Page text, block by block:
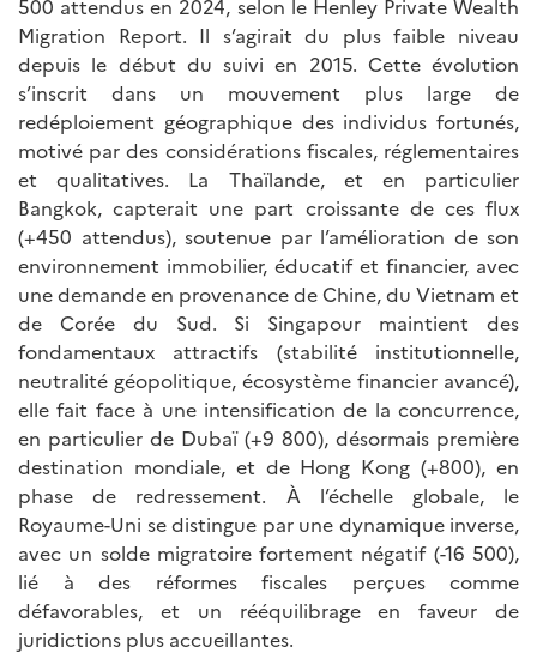
500 attendus en 2024, selon le Henley Private Wealth
Migration Report. Il s’agirait du plus faible niveau
depuis le début du suivi en 2015. Cette évolution
s’inscrit dans un mouvement plus large de
redéploiement géographique des individus fortunés,
motivé par des considérations fiscales, réglementaires
et qualitatives. La Thaïlande, et en particulier
Bangkok, capterait une part croissante de ces flux
(+450 attendus), soutenue par l’amélioration de son
environnement immobilier, éducatif et financier, avec
une demande en provenance de Chine, du Vietnam et
de Corée du Sud. Si Singapour maintient des
fondamentaux attractifs (stabilité institutionnelle,
neutralité géopolitique, écosystème financier avancé),
elle fait face à une intensification de la concurrence,
en particulier de Dubaï (+9 800), désormais première
destination mondiale, et de Hong Kong (+800), en
phase de redressement. À l’échelle globale, le
Royaume-Uni se distingue par une dynamique inverse,
avec un solde migratoire fortement négatif (-16 500),
lié à des réformes fiscales perçues comme
défavorables, et un rééquilibrage en faveur de
juridictions plus accueillantes.